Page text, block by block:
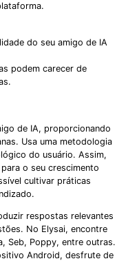
do seu amigo de IA
podem carecer de
de IA, proporcionando
Usa uma metodologia
do usuário. Assim,
o seu crescimento
cultivar práticas
respostas relevantes
No Elysai, encontre
Seb, Poppy, entre outras.
Android, desfrute de